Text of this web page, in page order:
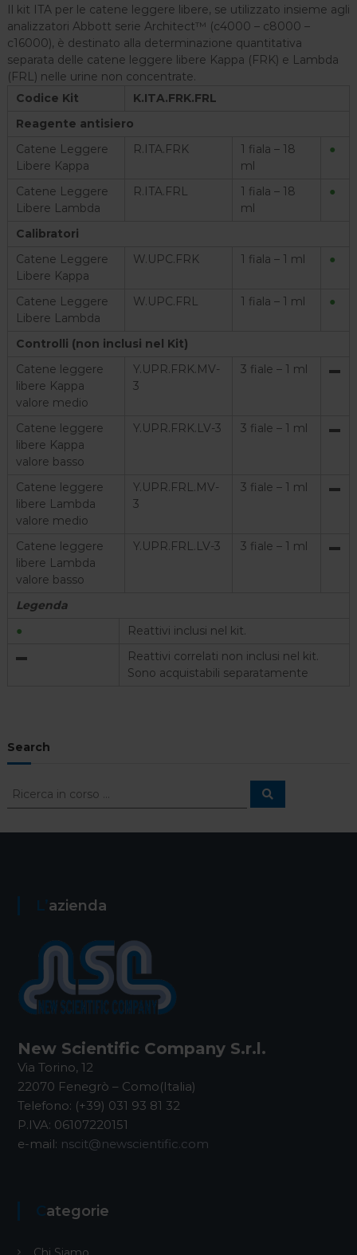
Il kit ITA per le catene leggere libere, se utilizzato insieme agli
analizzatori Abbott serie Architect™ (c4000 – c8000 –
c16000), è destinato alla determinazione quantitativa
separata delle catene leggere libere Kappa (FRK) e Lambda
(FRL) nelle urine non concentrate.
Codice Kit
K.ITA.FRK.FRL
Reagente antisiero
Catene Leggere
Libere Kappa
R.ITA.FRK
1 fiala – 18
ml
●
Catene Leggere
Libere Lambda
R.ITA.FRL
1 fiala – 18
ml
●
Calibratori
Catene Leggere
Libere Kappa
W.UPC.FRK 1 fiala – 1 ml ●
Catene Leggere
Libere Lambda
W.UPC.FRL 1 fiala – 1 ml ●
Controlli (non inclusi nel Kit)
Catene leggere
libere Kappa
valore medio
Y.UPR.FRK.MV-
3
3 fiale – 1 ml ▬
Catene leggere
libere Kappa
valore basso
Y.UPR.FRK.LV-3 3 fiale – 1 ml ▬
Catene leggere
libere Lambda
valore medio
Y.UPR.FRL.MV-
3
3 fiale – 1 ml ▬
Catene leggere
libere Lambda
valore basso
Y.UPR.FRL.LV-3 3 fiale – 1 ml ▬
Legenda
●
Reattivi inclusi nel kit.
▬
Reattivi correlati non inclusi nel kit.
Sono acquistabili separatamente
Search
C
c
C
a
L’azienda
New Scientific Company S.r.l.
Via Torino, 12
22070 Fenegrò – Como(Italia)
Telefono: (+39) 031 93 81 32
P.IVA: 06107220151
e-mail: nscit@newscientific.com
Categorie